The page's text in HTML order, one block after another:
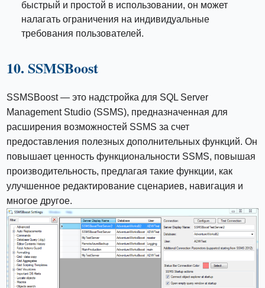
быстрый и простой в использовании, он может
налагать ограничения на индивидуальные
требования пользователей.
10. SSMSBoost
SSMSBoost — это надстройка для SQL Server
Management Studio (SSMS), предназначенная для
расширения возможностей SSMS за счет
предоставления полезных дополнительных функций. Он
повышает ценность функциональности SSMS, повышая
производительность, предлагая такие функции, как
улучшенное редактирование сценариев, навигация и
многое другое.